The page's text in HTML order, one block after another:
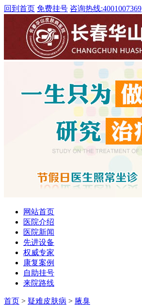
回到首页 免费挂号 咨询热线:4001007369
网站首页
医院介绍
医院新闻
先进设备
权威专家
康复案例
自助挂号
来院路线
首页 > 疑难皮肤病 > 腋臭